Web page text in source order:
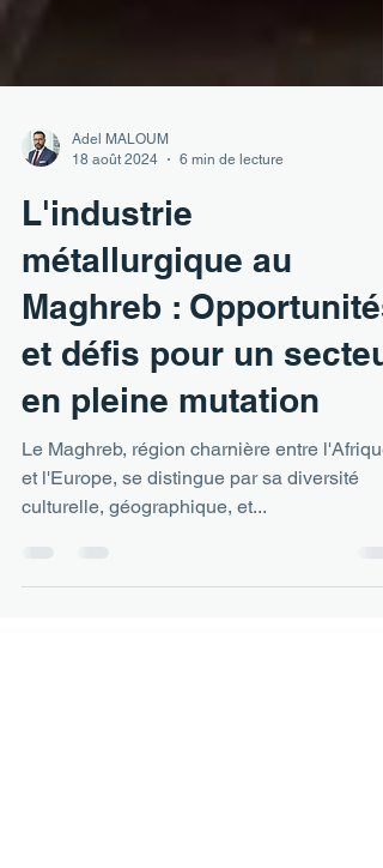
Adel MALOUM
18 août 2024
6 min de lecture
L'industrie
métallurgique au
Maghreb : Opportunités
et défis pour un
en pleine mutation
Le Maghreb, région charnière entre l'Afrique